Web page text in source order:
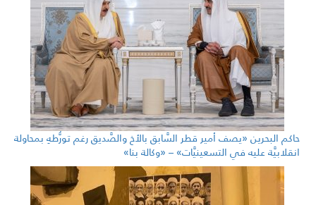
حاكم البحرين «يصف أمير قطر السَّابق بالأخ والصَّديق رغم تورُّطهِ بمحاولة
انقلابيَّة عليه في التسعينيَّات» – «وكالة بنا»